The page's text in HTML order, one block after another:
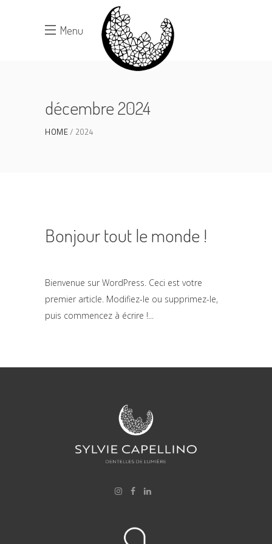
Menu
décembre 2024
HOME 2024
Bonjour tout le monde !
Bienvenue sur WordPress. Ceci est votre
premier article. Modifiez-le ou supprimez-le,
puis commencez à écrire !